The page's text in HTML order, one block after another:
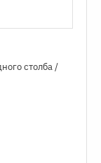
столба /